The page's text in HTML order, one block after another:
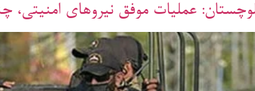
عملیات موفق نیروهای